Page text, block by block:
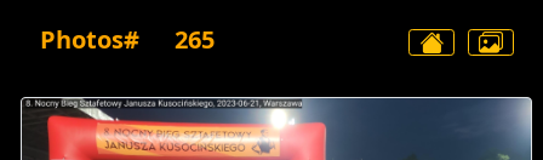
Photos# 265